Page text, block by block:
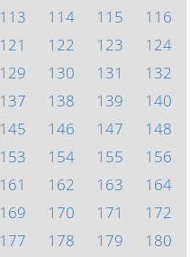
113 114 115
116
121 122 123
124
129 130 131
132
137 138 139
140
145 146 147
148
153 154 155
156
161 162 163
164
169 170 171
172
177 178 179
180